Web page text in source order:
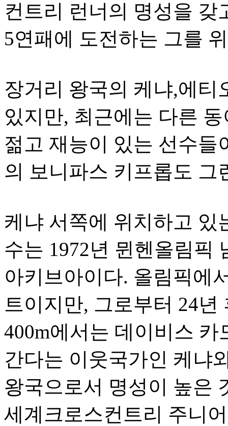
컨트리 런너의 명성을 갖
5연패에 도전하는 그를
장거리 왕국의 케냐,에
있지만, 최근에는 다른
젊고 재능이 있는 선수들
의 보니파스 키프롭도 그
케냐 서쪽에 위치하고 있
수는 1972년 뮌헨올림픽
아키브아이다. 올림픽에
트이지만, 그로부터 24
400m에서는 데이비스
간다는 이웃국가인 케냐
왕국으로서 명성이 높은
세계크로스컨트리 주니